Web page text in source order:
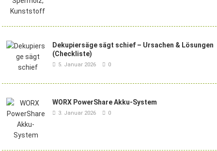
Dekupiersäge sägt schief – Ursachen & Lösungen
(Checkliste)
5. Januar 2026 0
WORX PowerShare Akku-System
3. Januar 2026 0